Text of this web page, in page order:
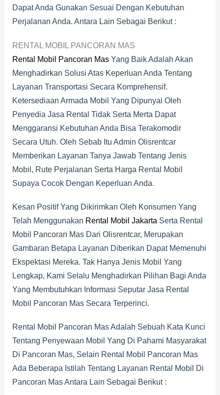
Dapat Anda Gunakan Sesuai Dengan Kebutuhan
Perjalanan Anda. Antara Lain Sebagai Berikut :
RENTAL MOBIL PANCORAN MAS
Rental Mobil Pancoran MasYang Baik Adalah Akan
Menghadirkan Solusi Atas Keperluan Anda Tentang
Layanan Transportasi Secara Komprehensif.
Ketersediaan Armada Mobil Yang Dipunyai Oleh
Penyedia Jasa Rental Tidak Serta Merta Dapat
Menggaransi Kebutuhan Anda Bisa Terakomodir
Secara Utuh. Oleh Sebab Itu Admin Olisrentcar
Memberikan Layanan Tanya Jawab Tentang Jenis
Mobil, Rute Perjalanan Serta Harga Rental Mobil
Supaya Cocok Dengan Keperluan Anda.
Kesan Positif Yang Dikirimkan Oleh Konsumen Yang
Telah Menggunakan Rental Mobil Jakarta Serta Rental
Mobil Pancoran Mas Dari Olisrentcar, Merupakan
Gambaran Betapa Layanan Diberikan Dapat Memenuhi
Ekspektasi Mereka. Tak Hanya Jenis Mobil Yang
Lengkap, Kami Selalu Menghadirkan Pilihan Bagi Anda
Yang Membutuhkan Informasi Seputar Jasa Rental
Mobil Pancoran Mas Secara Terperinci.
Rental Mobil Pancoran Mas Adalah Sebuah Kata Kunci
Tentang Penyewaan Mobil Yang Di Pahami Masyarakat
Di Pancoran Mas, Selain Rental Mobil Pancoran Mas
Ada Beberapa Istilah Tentang Layanan Rental Mobil Di
Pancoran Mas Antara Lain Sebagai Berikut :